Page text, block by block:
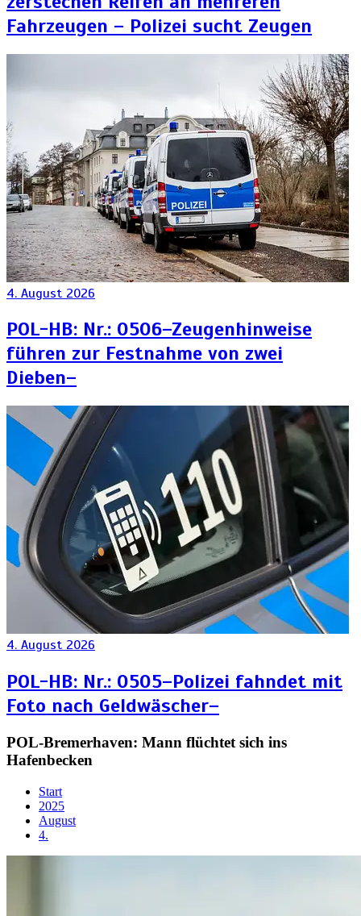
Fahrzeugen – Polizei sucht Zeugen
4. August 2026
POL-HB: Nr.: 0506–Zeugenhinweise
führen zur Festnahme von zwei
Dieben–
4. August 2026
POL-HB: Nr.: 0505–Polizei fahndet mit
Foto nach Geldwäscher–
POL-Bremerhaven: Mann flüchtet sich ins
Hafenbecken
Start
2025
August
4.